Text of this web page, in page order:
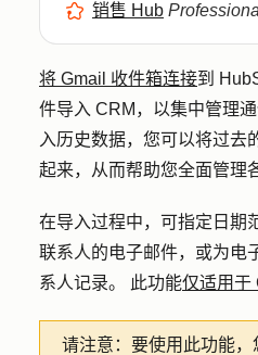
销售 Hub
将 Gmail 收件箱连接到
件导入 CRM，以集中管理
入历史数据，您可以将过去
起来，从而帮助您全面管理
在导入过程中，可指定日期
联系人的电子邮件，或为电
系人记录。 此功能仅适用于
请注意： 要使用此功能，